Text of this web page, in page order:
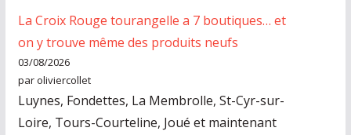
La Croix Rouge tourangelle a 7 boutiques… et
on y trouve même des produits neufs
03/08/2026
par oliviercollet
Luynes, Fondettes, La Membrolle, St-Cyr-sur-
Loire, Tours-Courteline, Joué et maintenant